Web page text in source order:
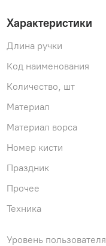
Характеристики
Длина ручки
Код наименования
Количество, шт
Материал
Материал ворса
Номер кисти
Праздник
Прочее
Техника
Уровень пользователя